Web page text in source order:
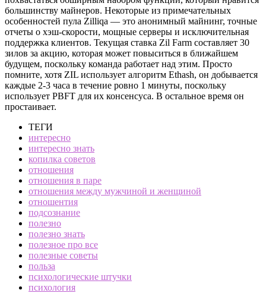
большинству майнеров. Некоторые из примечательных
особенностей пула Zilliqa — это анонимный майнинг, точные
отчеты о хэш-скорости, мощные серверы и исключительная
поддержка клиентов. Текущая ставка Zil Farm составляет 30
зилов за акцию, которая может повыситься в ближайшем
будущем, поскольку команда работает над этим. Просто
помните, хотя ZIL использует алгоритм Ethash, он добывается
каждые 2-3 часа в течение ровно 1 минуты, поскольку
использует PBFT для их консенсуса. В остальное время он
простаивает.
ТЕГИ
интересно
интересно знать
копилка советов
отношения
отношения в паре
отношения между мужчиной и женщиной
отношентия
подсознание
полезно
полезно знать
полезное про все
полезные советы
польза
психологические штучки
психология